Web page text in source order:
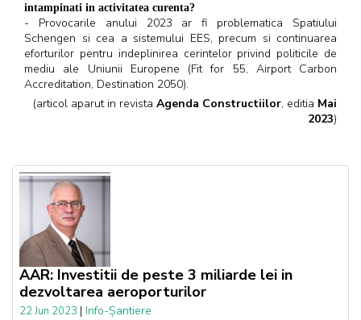
intampinati in activitatea curenta?
- Provocarile anului 2023 ar fi problematica Spatiului
Schengen si cea a sistemului EES, precum si continuarea
eforturilor pentru indeplinirea cerintelor privind politicile de
mediu ale Uniunii Europene (Fit for 55, Airport Carbon
Accreditation, Destination 2050).
(articol aparut in revista Agenda Constructiilor, editia Mai
2023)
AAR: Investitii de peste 3 miliarde lei in
dezvoltarea aeroporturilor
22 Jun 2023 | Info-Șantiere